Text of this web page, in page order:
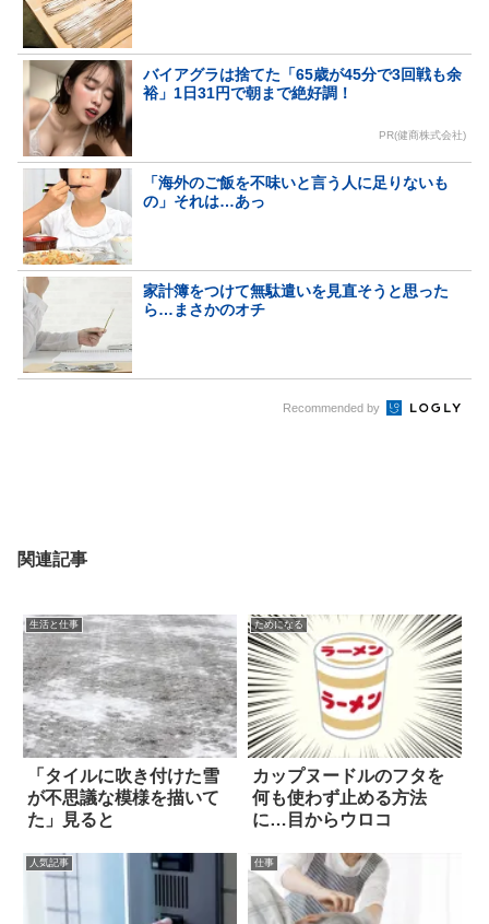
バイアグラは捨てた「65歳が45分で3回戦も余
裕」1日31円で朝まで絶好調！
PR(健商株式会社)
「海外のご飯を不味いと言う人に足りないも
の」それは…あっ
家計簿をつけて無駄遣いを見直そうと思った
ら…まさかのオチ
Recommended by
関連記事
生活と仕事
「タイルに吹き付けた雪
が不思議な模様を描いて
た」見ると
ためになる
カップヌードルのフタを
何も使わず止める方法
に…目からウロコ
人気記事 仕事